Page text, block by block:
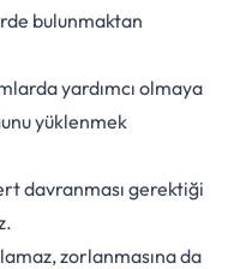
bulunmaktan
yardımcı olmaya
yüklenmek
davranması gerektiği
zorlanmasına da